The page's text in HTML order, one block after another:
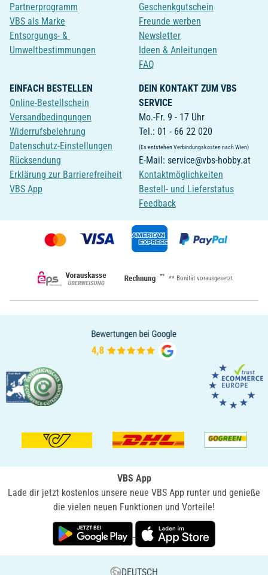
Partnerprogramm
VBS als Marke
Entsorgungs- &
Umweltbestimmungen
Geschenkgutschein
Freunde werben
Newsletter
Ideen & Anleitungen
FAQ
EINFACH BESTELLEN
Online-Bestellschein
Versandbedingungen
Widerrufsbelehrung
Datenschutz-Einstellungen
Rücksendung
Erklärung zur Barrierefreiheit
VBS App
DEIN KONTAKT ZUM VBS
SERVICE
Mo.-Fr. 9 - 17 Uhr
Tel.: 01 - 66 22 020
(Es entstehen Verbindungskosten nach Wien)
E-Mail: service@vbs-hobby.at
Kontaktmöglichkeiten
Bestell- und Lieferstatus
Feedback
** ** Bonität vorausgesetzt
VBS App
Lade dir jetzt kostenlos unsere neue VBS App runter und genieße
die vielen neuen Funktionen und Vorteile!
DEUTSCH